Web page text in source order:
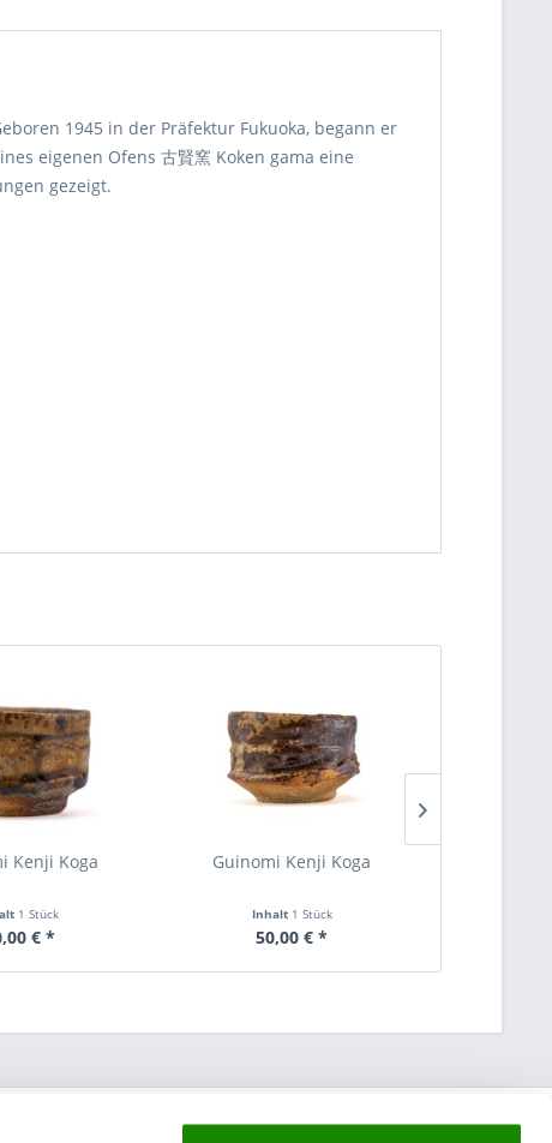
1945 in der Präfektur Fukuoka, begann er
eigenen Ofens 古賢窯 Koken gama eine
gezeigt.
Kenji Koga
1 Stück
€ *
Guinomi Kenji Koga
Inhalt 1 Stück
50,00 € *